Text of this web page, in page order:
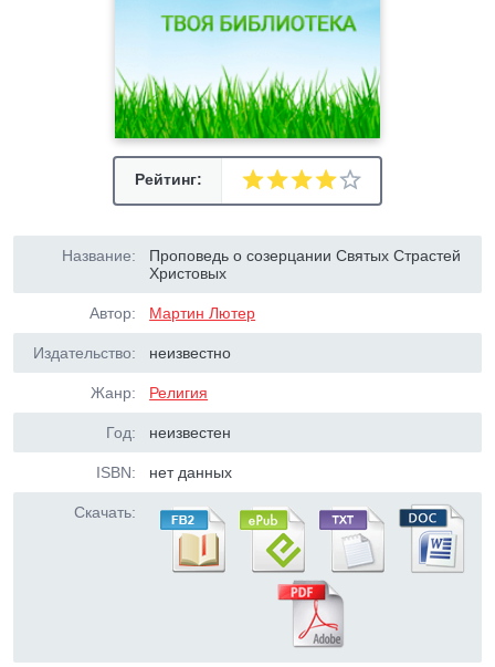
Рейтинг:
Название:
Проповедь о созерцании Святых Страстей
Христовых
Автор: Мартин Лютер
Издательство: неизвестно
Жанр: Религия
Год: неизвестен
ISBN: нет данных
Скачать: